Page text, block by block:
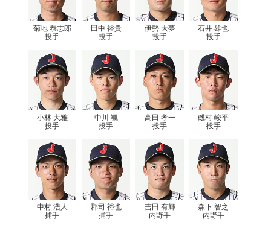
菊地 恭志郎
投手
田中 裕貴
投手
伊勢 大夢
投手
石井 雄也
投手
小林 大雅
投手
中川 颯
投手
高田 孝一
投手
磯村 峻平
投手
中村 浩人
捕手
郡司 裕也
捕手
吉田 有輝
内野手
森下 智之
内野手